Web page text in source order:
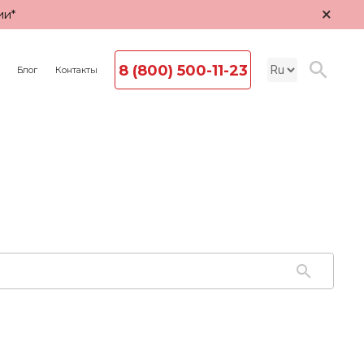
×
Блог Контакты 8 (800) 500-11-23